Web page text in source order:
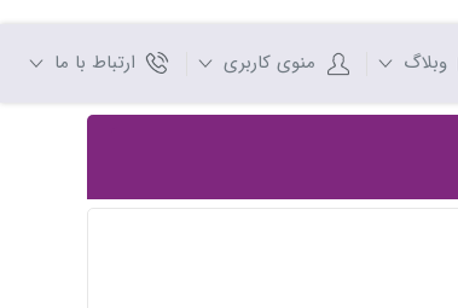
ارتباط با ما منوی کاربری وبلاگ